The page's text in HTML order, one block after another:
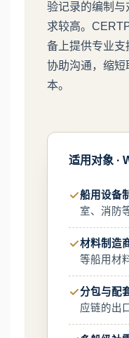
验记录的编制
求较高。
备上提供专业支
协助沟通，缩
本。
适用对象 ·
船用设备
室、消防
材料制造
等船用材
分包与配
应链的出